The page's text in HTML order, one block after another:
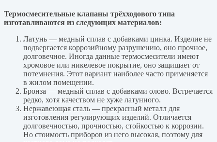
Термосмесительные клапаны трёхходового типа
изготавливаются из следующих материалов:
Латунь — медный сплав с добавками цинка. Изделие не
подвергается коррозийному разрушению, оно прочное,
долговечное. Иногда данные термосмесители имеют
хромовое или никелевое покрытие, оно защищает от
потемнения. Этот вариант наиболее часто применяется
в жилом помещении.
Бронза — медный сплав с добавками олово. Встречается
редко, хотя качеством не хуже латунного.
Нержавеющая сталь — прекрасный металл для
изготовления регулирующих изделий. Отличается
долговечностью, прочностью, стойкостью к коррозии.
Но стоимость приборов из него высокая, поэтому для